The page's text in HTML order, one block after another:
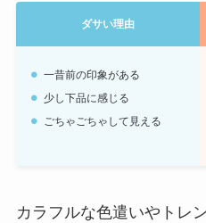
ダサい理由
一昔前の印象がある
少し下品に感じる
ごちゃごちゃして見える
カラフルな色遣いやトレ